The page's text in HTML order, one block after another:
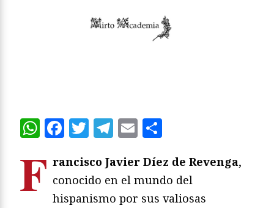
WhatsApp
Facebook
Twitter
Telegram
Email
F rancisco Javier Díez de Revenga,
conocido en el mundo del
hispanismo por sus valiosas